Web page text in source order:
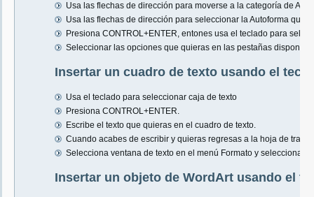
Usa las flechas de dirección para moverse a la categoría de
Usa las flechas de dirección para seleccionar la Autoforma que
Presiona CONTROL+ENTER, entones usa el teclado para
Seleccionar las opciones que quieras en las pestañas
Insertar un cuadro de texto usando el
Usa el teclado para seleccionar caja de texto
Presiona CONTROL+ENTER.
Escribe el texto que quieras en el cuadro de texto.
Cuando acabes de escribir y quieras regresas a la hoja de
Selecciona ventana de texto en el menú Formato y selecciona
Insertar un objeto de WordArt usando el